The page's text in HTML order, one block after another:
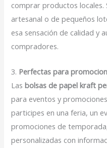
comprar productos
artesanal o de pequeños
esa sensación de calidad y
compradores.
3. Perfectas para
Lasbolsas de papel kraft
para eventos y
participes en una feria, un
promociones de
personalizadas con